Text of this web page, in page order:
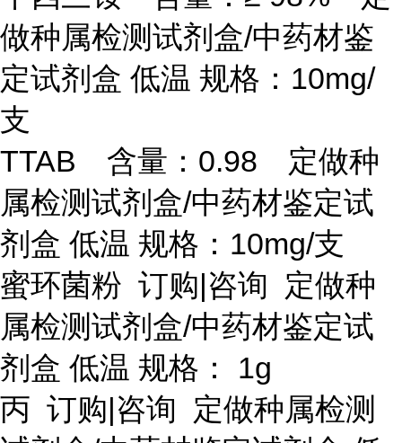
做种属检测试剂盒/中药材鉴
定试剂盒 低温 规格：10mg/
支
TTAB 含量：0.98 定做种
属检测试剂盒/中药材鉴定试
剂盒 低温 规格：10mg/支
蜜环菌粉 订购|咨询 定做种
属检测试剂盒/中药材鉴定试
剂盒 低温 规格： 1g
丙 订购|咨询 定做种属检测